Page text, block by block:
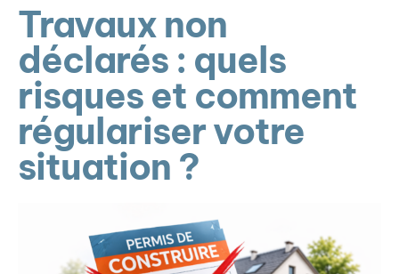
Travaux non
déclarés : quels
risques et comment
régulariser votre
situation ?